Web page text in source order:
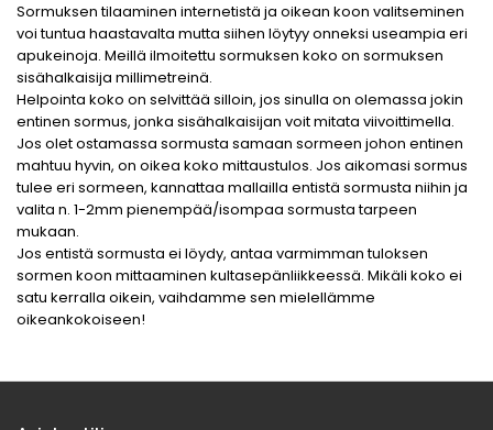
Sormuksen tilaaminen internetistä ja oikean koon valitseminen
voi tuntua haastavalta mutta siihen löytyy onneksi useampia eri
apukeinoja. Meillä ilmoitettu sormuksen koko on sormuksen
sisähalkaisija millimetreinä.
Helpointa koko on selvittää silloin, jos sinulla on olemassa jokin
entinen sormus, jonka sisähalkaisijan voit mitata viivoittimella.
Jos olet ostamassa sormusta samaan sormeen johon entinen
mahtuu hyvin, on oikea koko mittaustulos. Jos aikomasi sormus
tulee eri sormeen, kannattaa mallailla entistä sormusta niihin ja
valita n. 1-2mm pienempää/isompaa sormusta tarpeen
mukaan.
Jos entistä sormusta ei löydy, antaa varmimman tuloksen
sormen koon mittaaminen kultasepänliikkeessä. Mikäli koko ei
satu kerralla oikein, vaihdamme sen mielellämme
oikeankokoiseen!